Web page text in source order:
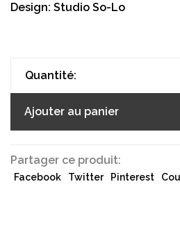
Design: Studio So-Lo
Quantité:
Ajouter au panier
Partager ce produit:
Facebook Twitter Pinterest